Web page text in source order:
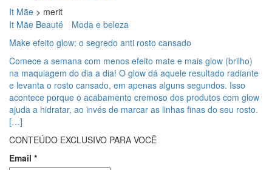
It Mãe > merit
It Mãe Beauté
Moda e beleza
Make efeito glow: o segredo anti rosto cansado
Comece a semana com menos efeito mate e mais glow (brilho)
na maquiagem do dia a dia! O glow dá aquele resultado radiante
e levanta o rosto cansado, em apenas alguns segundos. Isso
acontece porque o acabamento cremoso dos produtos com glow
ajuda a hidratar, ao invés de marcar as linhas finas do seu rosto.
[…]
CONTEÚDO EXCLUSIVO PARA VOCÊ
Email *